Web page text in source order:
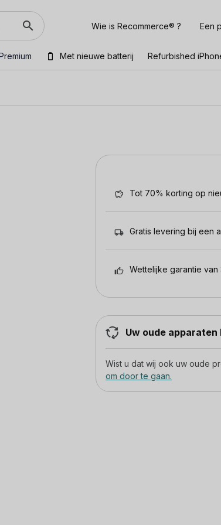
Wie is Recommerce® ? Een
Met nieuwe batterij Refurbished
Tot 70% korting op
Gratis levering bij een
Wettelijke garantie van
Uw oude
Wist u dat wij ook uw oude
om door te gaan.